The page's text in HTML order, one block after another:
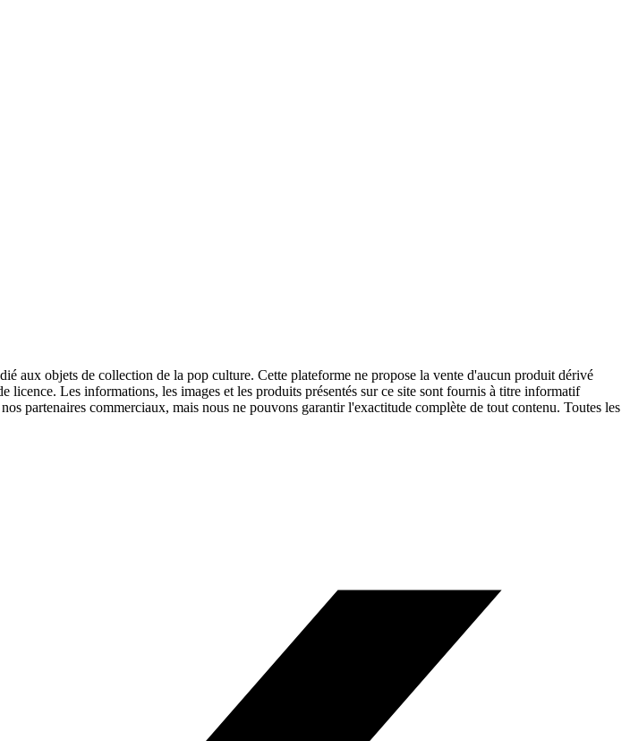
aux objets de collection de la pop culture. Cette plateforme ne propose la vente d'aucun produit dérivé
Les informations, les images et les produits présentés sur ce site sont fournis à titre informatif
partenaires commerciaux, mais nous ne pouvons garantir l'exactitude complète de tout contenu. Toutes les